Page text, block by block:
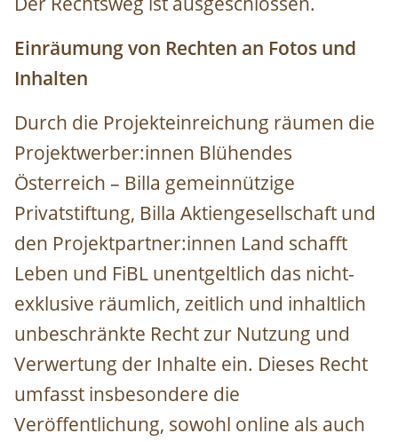
Einräumung von Rechten an Fotos und
Inhalten
Durch die Projekteinreichung räumen die
Projektwerber:innen Blühendes
Österreich – Billa gemeinnützige
Privatstiftung, Billa Aktiengesellschaft und
den Projektpartner:innen Land schafft
Leben und FiBL unentgeltlich das nicht-
exklusive räumlich, zeitlich und inhaltlich
unbeschränkte Recht zur Nutzung und
Verwertung der Inhalte ein. Dieses Recht
umfasst insbesondere die
Veröffentlichung, sowohl online als auch